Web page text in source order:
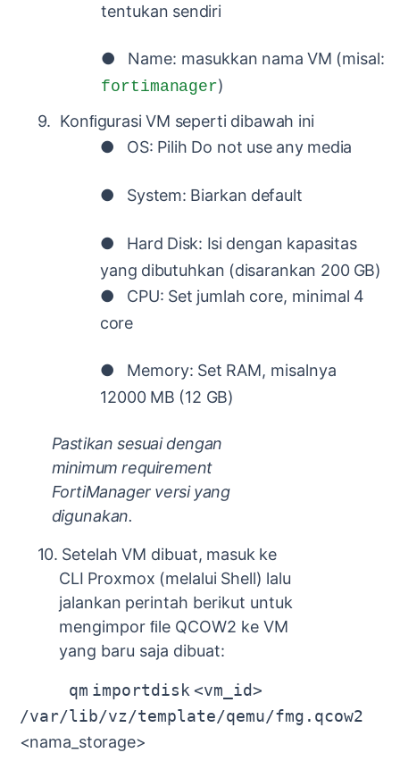
tentukan sendiri
● Name: masukkan nama VM (misal:
fortimanager)
9. Konﬁgurasi VM seperti dibawah ini
●
OS: Pilih Do not use any media
● System: Biarkan default
● Hard Disk: Isi dengan kapasitas
yang dibutuhkan (disarankan 200 GB)
●
CPU: Set jumlah core, minimal 4
core
● Memory: Set RAM, misalnya
12000 MB (12 GB)
Pastikan sesuai dengan
minimum requirement
FortiManager versi yang
digunakan.
10. Setelah VM dibuat, masuk ke
CLI Proxmox (melalui Shell) lalu
jalankan perintah berikut untuk
mengimpor ﬁle QCOW2 ke VM
yang baru saja dibuat:
qm importdisk <vm_id>
/var/lib/vz/template/qemu/fmg.qcow2
<nama_storage>